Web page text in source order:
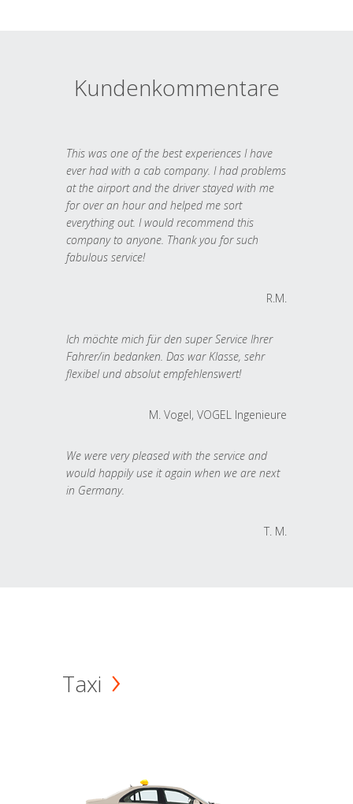
Kundenkommentare
This was one of the best experiences I have
ever had with a cab company. I had problems
at the airport and the driver stayed with me
for over an hour and helped me sort
everything out. I would recommend this
company to anyone. Thank you for such
fabulous service!
R.M.
Ich möchte mich für den super Service Ihrer
Fahrer/in bedanken. Das war Klasse, sehr
flexibel und absolut empfehlenswert!
M. Vogel, VOGEL Ingenieure
We were very pleased with the service and
would happily use it again when we are next
in Germany.
T. M.
Taxi